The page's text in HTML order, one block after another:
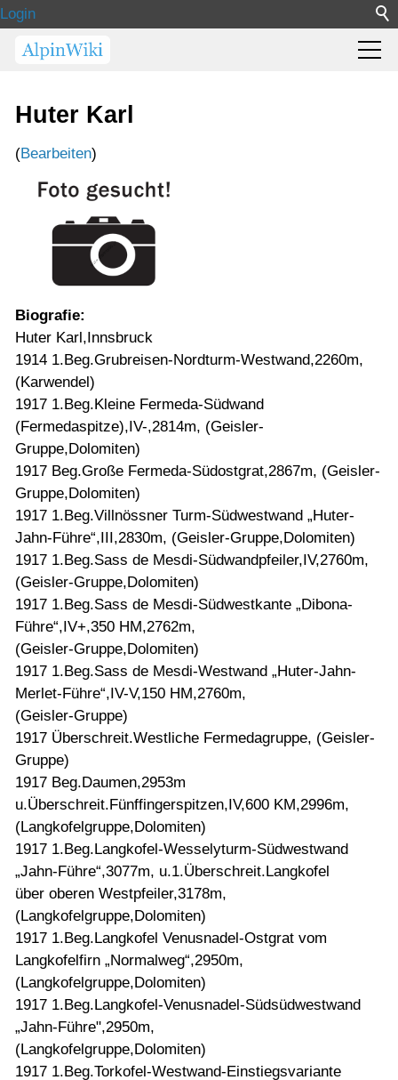
Login
Huter Karl
(Bearbeiten)
Biografie:
Huter Karl,Innsbruck
1914 1.Beg.Grubreisen-Nordturm-Westwand,2260m,
(Karwendel)
1917 1.Beg.Kleine Fermeda-Südwand
(Fermedaspitze),IV-,2814m, (Geisler-
Gruppe,Dolomiten)
1917 Beg.Große Fermeda-Südostgrat,2867m, (Geisler-
Gruppe,Dolomiten)
1917 1.Beg.Villnössner Turm-Südwestwand „Huter-
Jahn-Führe“,III,2830m, (Geisler-Gruppe,Dolomiten)
1917 1.Beg.Sass de Mesdi-Südwandpfeiler,IV,2760m,
(Geisler-Gruppe,Dolomiten)
1917 1.Beg.Sass de Mesdi-Südwestkante „Dibona-
Führe“,IV+,350 HM,2762m,
(Geisler-Gruppe,Dolomiten)
1917 1.Beg.Sass de Mesdi-Westwand „Huter-Jahn-
Merlet-Führe“,IV-V,150 HM,2760m,
(Geisler-Gruppe)
1917 Überschreit.Westliche Fermedagruppe, (Geisler-
Gruppe)
1917 Beg.Daumen,2953m
u.Überschreit.Fünffingerspitzen,IV,600 KM,2996m,
(Langkofelgruppe,Dolomiten)
1917 1.Beg.Langkofel-Wesselyturm-Südwestwand
„Jahn-Führe“,3077m, u.1.Überschreit.Langkofel
über oberen Westpfeiler,3178m,
(Langkofelgruppe,Dolomiten)
1917 1.Beg.Langkofel Venusnadel-Ostgrat vom
Langkofelfirn „Normalweg“,2950m,
(Langkofelgruppe,Dolomiten)
1917 1.Beg.Langkofel-Venusnadel-Südsüdwestwand
„Jahn-Führe",2950m,
(Langkofelgruppe,Dolomiten)
1917 1.Beg.Torkofel-Westwand-Einstiegsvariante